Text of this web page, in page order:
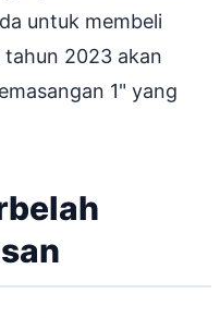
untuk membeli
tahun 2023 akan
1" yang